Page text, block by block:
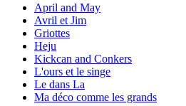
April and May
Avril et Jim
Griottes
Heju
Kickcan and Conkers
L'ours et le singe
Le dans La
Ma déco comme les grands